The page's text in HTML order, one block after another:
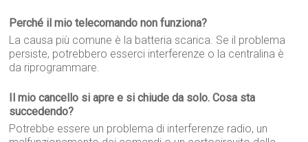
Perché il mio telecomando non funziona?
La causa più comune è la batteria scarica. Se il problema
persiste, potrebbero esserci interferenze o la centralina è
da riprogrammare.
Il mio cancello si apre e si chiude da solo. Cosa sta
succedendo?
Potrebbe essere un problema di interferenze radio, un